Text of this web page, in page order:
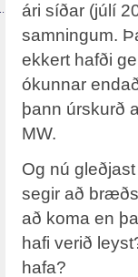
ári síðar (júlí
samningum.
ekkert hafði
ókunnar
þann úrskurð
MW.
Og nú
segir að
að koma en
hafi verið
hafa?